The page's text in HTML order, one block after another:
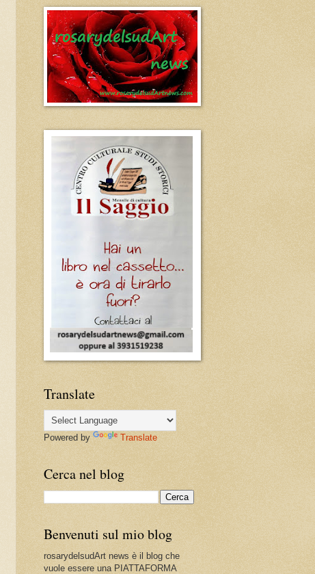
Translate
Powered by Translate
Cerca nel blog
Benvenuti sul mio blog
rosarydelsudArt news è il blog che
vuole essere una PIATTAFORMA